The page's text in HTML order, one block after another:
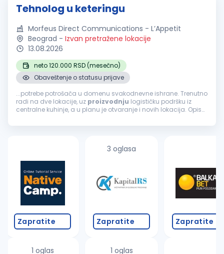
Tehnolog u keteringu
Morfeus Direct Communications - L’Appetit
Beograd - Izvan pretražene lokacije
13.08.2026
neto 120.000 RSD (mesečno)
Obaveštenje o statusu prijave
...potrebe potrošača u domenu svakodnevne ishrane. Trenutno
radi na dve lokacije, uz proizvodnju logističku podršku iz
centralne kuhinje, a u planu je otvaranje i novih lokacija. Opis
izrada...
Zapratite
1 oglas
3 oglasa
Zapratite
1 oglas
Zapratite